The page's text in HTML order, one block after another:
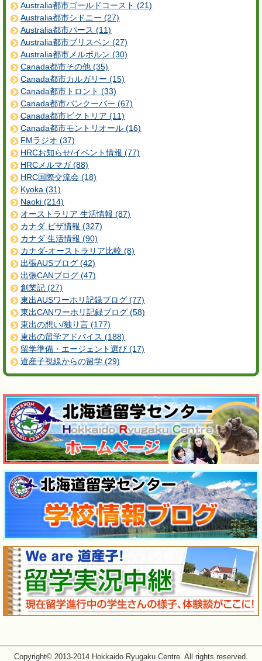
Australia都市ゴールドコースト (21)
Australia都市シドニー (27)
Australia都市パース (11)
Australia都市ブリスベン (27)
Australia都市メルボルン (30)
Canada都市その他 (35)
Canada都市カルガリー (15)
Canada都市トロント (33)
Canada都市バンクーバー (67)
Canada都市ビクトリア (11)
Canada都市モントリオール (16)
FMラジオ (37)
HRCお知らせ/イベント情報 (77)
HRCメルマガ (88)
HRC国際交流会 (18)
Kyoka (31)
Naoki (214)
オーストラリア 生活情報 (87)
カナダ ビザ情報 (327)
カナダ 生活情報 (90)
カナダ-オーストラリア比較 (8)
出張AUSブログ (42)
出張CANブログ (47)
創業記 (27)
東出AUSワーホリ記録ブログ (77)
東出CANワーホリ記録ブログ (58)
東出の想い/独り言 (177)
東出の留学アドバイス (188)
留学準備・エージェント選び (17)
道産子視線からの留学 (29)
Copyright© 2013-2014 Hokkaido Ryugaku Centre. All rights reserved.